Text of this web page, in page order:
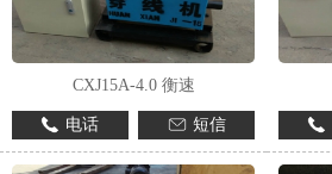
CXJ15A-4.0 衡速
电话 短信